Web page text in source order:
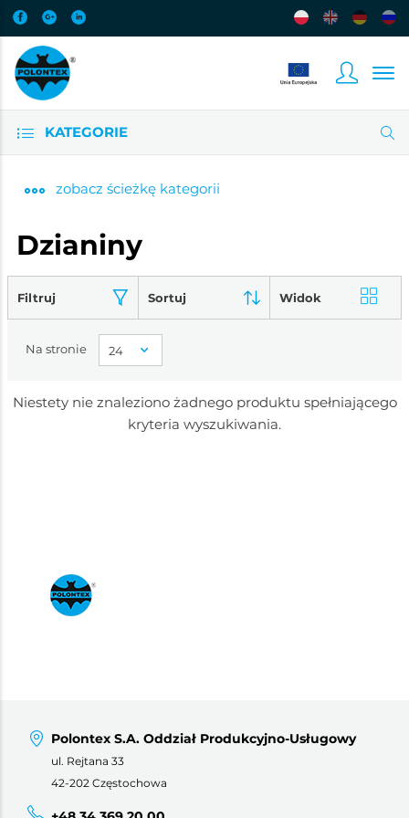
KATEGORIE
zobacz ścieżkę kategorii
Dzianiny
Filtruj Sortuj Widok
Na stronie
Niestety nie znaleziono żadnego produktu spełniającego
kryteria wyszukiwania.
Polontex S.A. Oddział Produkcyjno-Usługowy
ul. Rejtana 33
42-202 Częstochowa